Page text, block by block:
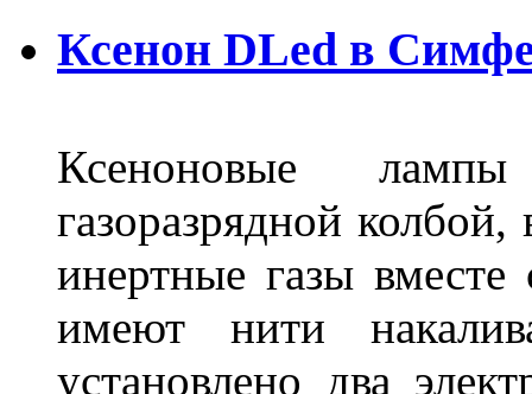
Ксенон DLed в
Ксеноновые
газоразрядной
инертные газы
имеют нити
установлено два